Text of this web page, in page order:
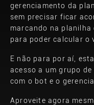
gerenciamento da
sem precisar ficar
marcando na planilha
para poder calcular o
E não para por aí,
acesso a um grupo
com o bot e o
Aproveite agora